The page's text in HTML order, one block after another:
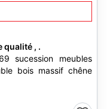
qualité , .
sucession meubles
bois massif chêne